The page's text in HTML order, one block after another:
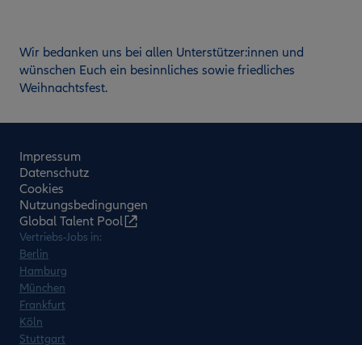
Wir bedanken uns bei allen Unterstützer:innen und
wünschen Euch ein besinnliches sowie friedliches
Weihnachtsfest.
Impressum
Datenschutz
Cookies
Nutzungsbedingungen
Global Talent Pool
Vertriebs-Jobs in:
Berlin
Hamburg
München
Frankfurt
Köln
Stuttgart